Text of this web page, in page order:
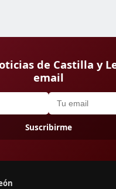
de Castilla y
email
Suscribirme